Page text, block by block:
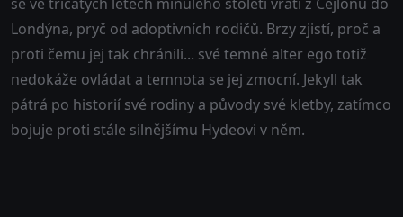
Londýna, pryč od adoptivních rodičů. Brzy zjistí, proč a
proti čemu jej tak chránili... své temné alter ego totiž
nedokáže ovládat a temnota se jej zmocní. Jekyll tak
pátrá po historií své rodiny a původy své kletby, zatímco
bojuje proti stále silnějšímu Hydeovi v něm.